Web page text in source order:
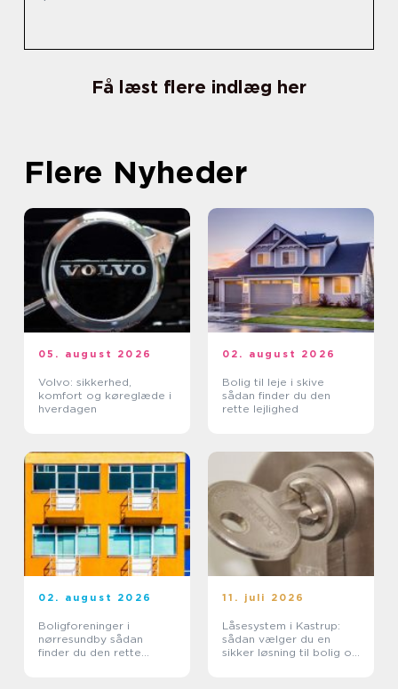
Få læst flere indlæg her
Flere Nyheder
05. august 2026
Volvo: sikkerhed,
komfort og køreglæde i
hverdagen
02. august 2026
Bolig til leje i skive
sådan finder du den
rette lejlighed
02. august 2026
Boligforeninger i
nørresundby sådan
finder du den rette
11. juli 2026
Låsesystem i Kastrup:
sådan vælger du en
sikker løsning til bolig og